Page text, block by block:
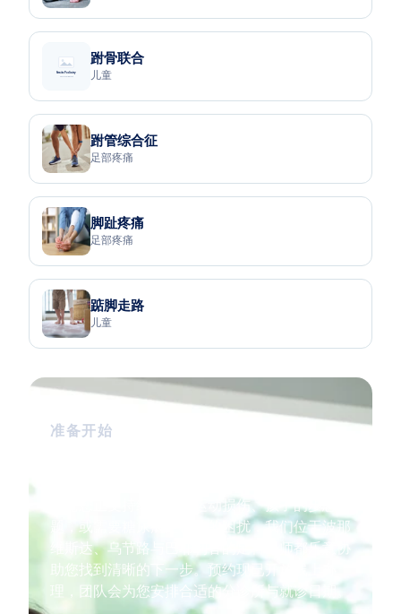
跗骨联合
儿童
跗管综合征
足部疼痛
脚趾疼痛
足部疼痛
踮脚走路
儿童
准备开始
无论您正受持续足痛、运动损伤、孩子的步态问
题，或需要糖尿病足检查的困扰，我们位于波那
维斯达、乌节路与巴耶利峇的足科医师都乐意协
助您找到清晰的下一步。预约现已开放线上办
理，团队会为您安排合适的分诊所与就诊日期。